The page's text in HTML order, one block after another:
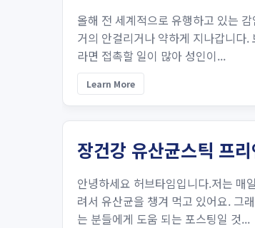
올해 전 세계적으로 유행하고 있는
거의 안걸리거나 약하게 지나갑니다
라면 접촉할 일이 많아 성인이...
Learn More
장건강 유산균스틱 프
안녕하세요 허브타임입니다.저는 매
려서 유산균을 챙겨 먹고 있어요. 그
는 분들에게 도움 되는 포스팅일 것...